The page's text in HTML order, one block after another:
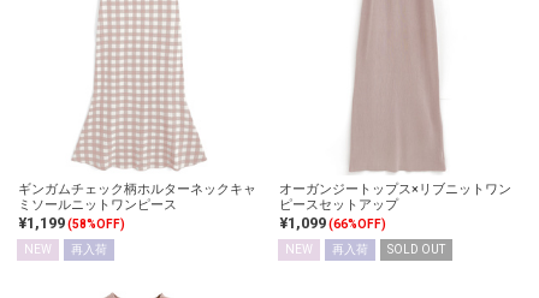
ギンガムチェック柄ホルターネックキャ
ミソールニットワンピース
¥1,199(58%OFF)
NEW
再入荷
オーガンジートップス×リブニットワン
ピースセットアップ
¥1,099(66%OFF)
NEW
再入荷 SOLD OUT